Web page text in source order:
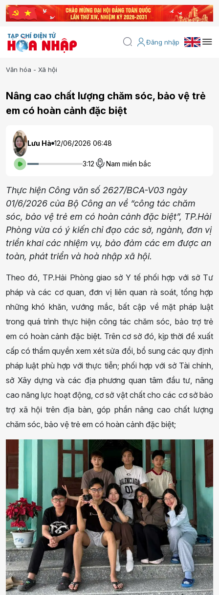
Đăng nhập
Văn hóa - Xã hội
Nâng cao chất lượng chăm sóc, bảo vệ trẻ
em có hoàn cảnh đặc biệt
Lưu Hà 12/06/2026 06:48
3:12 Nam miền bắc
Thực hiện Công văn số 2627/BCA-V03 ngày
01/6/2026 của Bộ Công an về “công tác chăm
sóc, bảo vệ trẻ em có hoàn cảnh đặc biệt”, TP.Hải
Phòng vừa có ý kiến chỉ đạo các sở, ngành, đơn vị
triển khai các nhiệm vụ, bảo đảm các em được an
toàn, phát triển và hoà nhập xã hội.
Theo đó, TP.Hải Phòng giao sở Y tế phối hợp với sở Tư
pháp và các cơ quan, đơn vị liên quan rà soát, tổng hợp
những khó khăn, vướng mắc, bất cập về mặt pháp luật
trong quá trình thực hiện công tác chăm sóc, bảo trợ trẻ
em có hoàn cảnh đặc biệt. Trên cơ sở đó, kịp thời đề xuất
cấp có thẩm quyền xem xét sửa đổi, bổ sung các quy định
pháp luật phù hợp với thực tiễn; phối hợp với sở Tài chính,
sở Xây dựng và các địa phương quan tâm đầu tư, nâng
cao năng lực hoạt động, cơ sở vật chất cho các cơ sở bảo
trợ xã hội trên địa bàn, góp phần nâng cao chất lượng
chăm sóc, bảo vệ trẻ em có hoàn cảnh đặc biệt;